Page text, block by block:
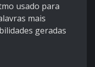
usado para
mais
geradas